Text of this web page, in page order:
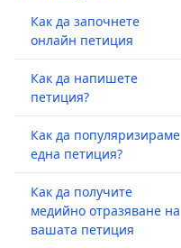
Как да започнете
онлайн петиция
Как да напишете
петиция?
Как да популяризираме
една петиция?
Как да получите
медийно отразяване на
вашата петиция